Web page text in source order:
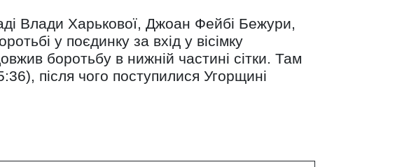
Влади Харькової, Джоан Фейбі Бежури,
у поєдинку за вхід у вісімку
боротьбу в нижній частині сітки. Там
після чого поступилися Угорщині